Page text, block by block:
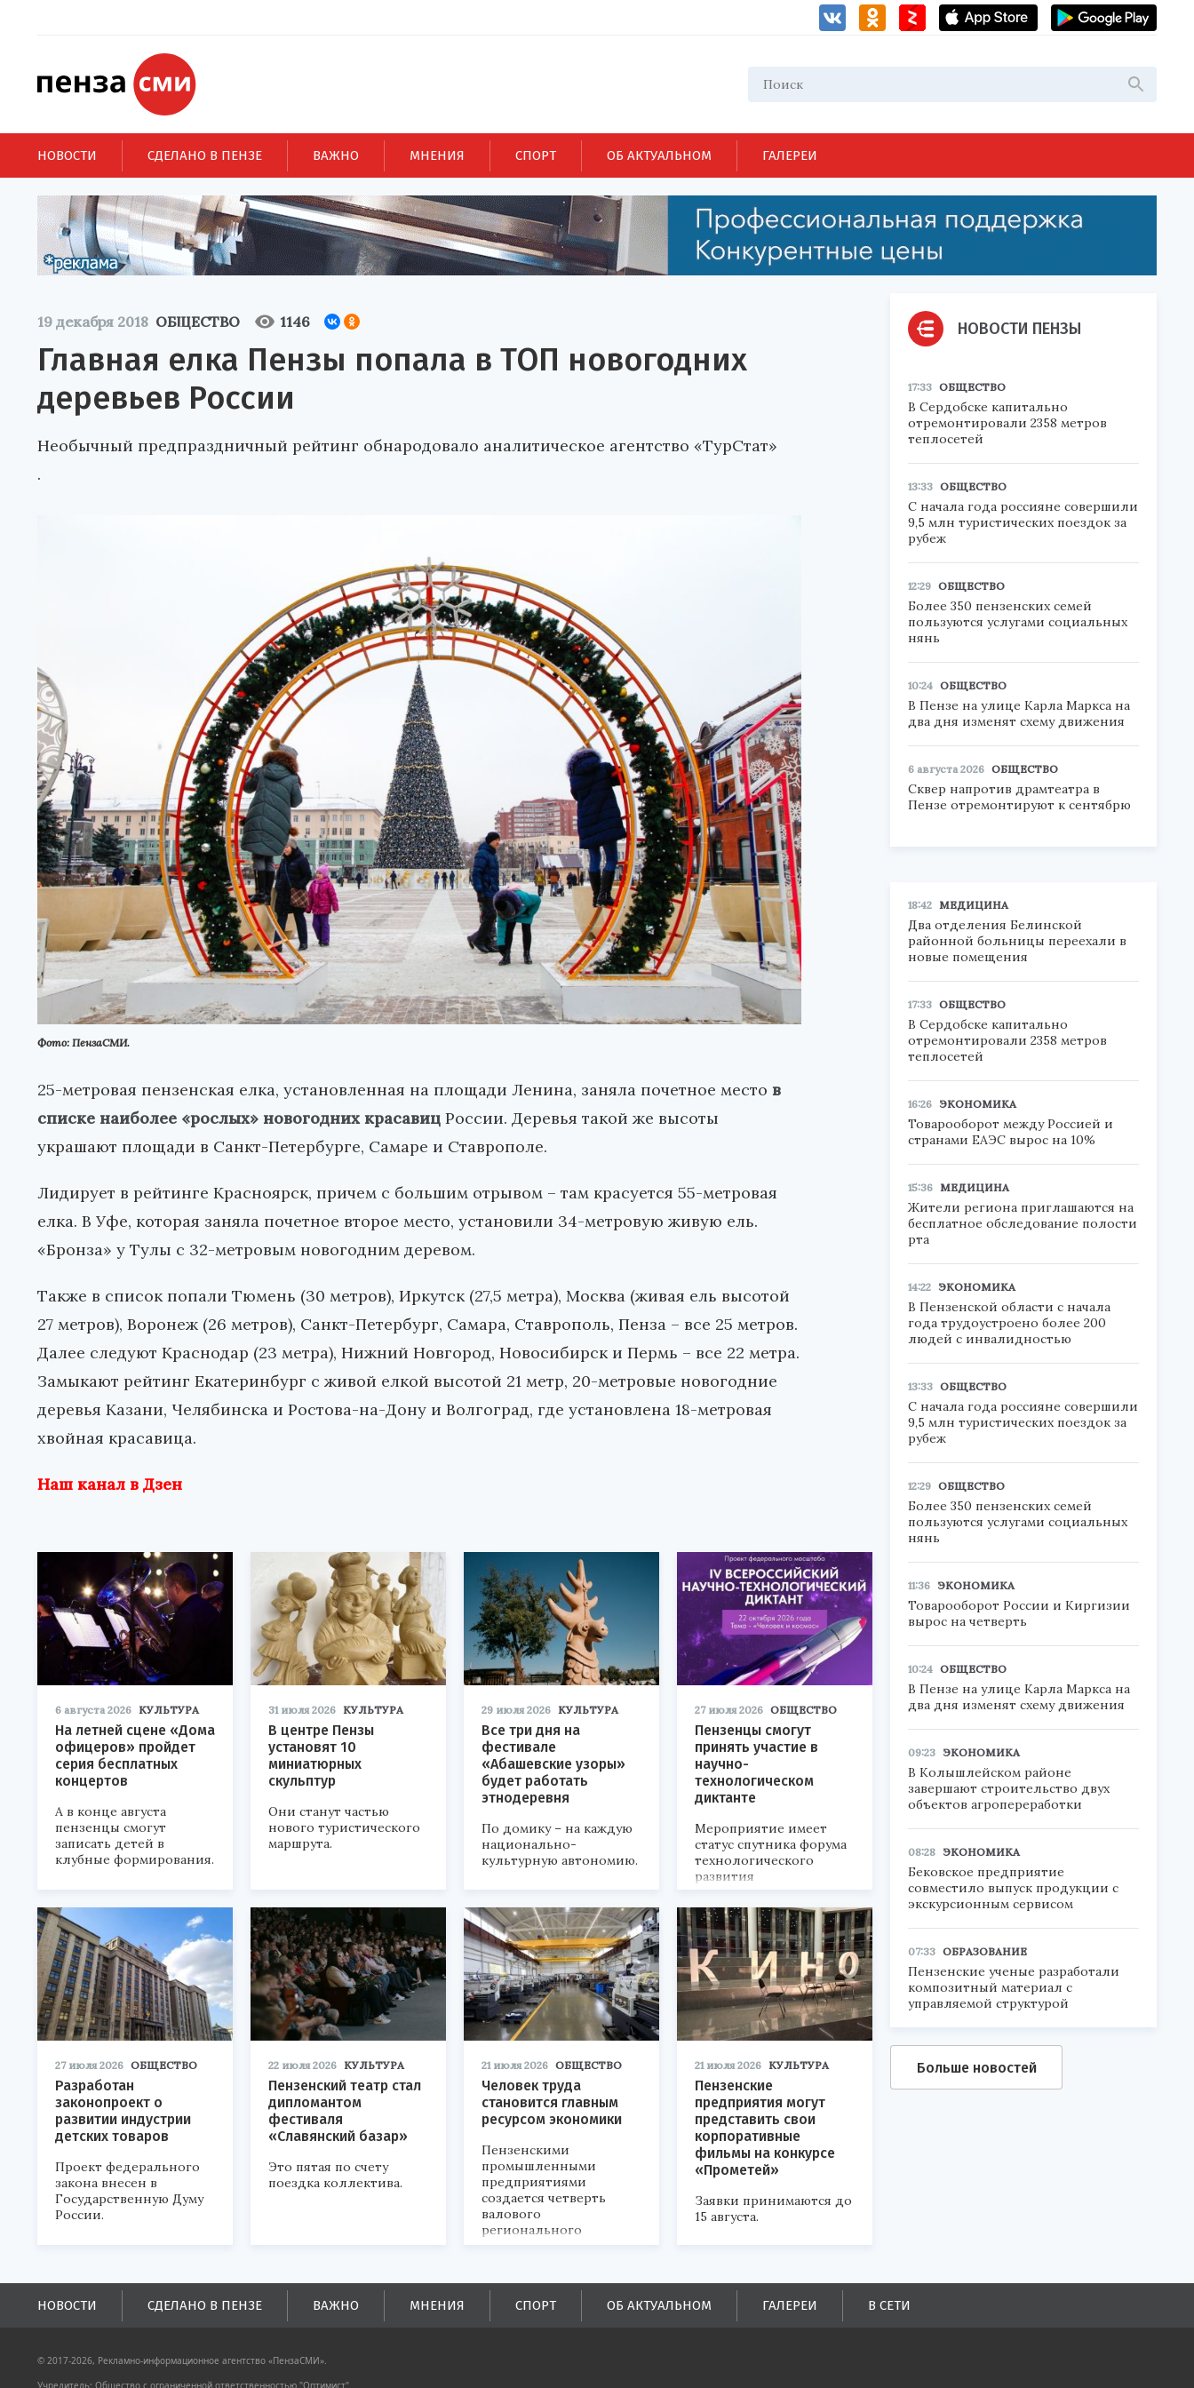
НОВОСТИ СДЕЛАНО В ПЕНЗЕ ВАЖНО МНЕНИЯ СПОРТ ОБ АКТУАЛЬНОМ ГАЛЕРЕИ
19 декабря 2018 ОБЩЕСТВО 1146
Главная елка Пензы попала в ТОП новогодних
деревьев России
Необычный предпраздничный рейтинг обнародовало аналитическое агентство «ТурСтат»
.
Фото: ПензаСМИ.
25-метровая пензенская елка, установленная на площади Ленина, заняла почетное место в
списке наиболее «рослых» новогодних красавиц России. Деревья такой же высоты
украшают площади в Санкт-Петербурге, Самаре и Ставрополе.
Лидирует в рейтинге Красноярск, причем с большим отрывом – там красуется 55-метровая
елка. В Уфе, которая заняла почетное второе место, установили 34-метровую живую ель.
«Бронза» у Тулы с 32-метровым новогодним деревом.
Также в список попали Тюмень (30 метров), Иркутск (27,5 метра), Москва (живая ель высотой
27 метров), Воронеж (26 метров), Санкт-Петербург, Самара, Ставрополь, Пенза – все 25 метров.
Далее следуют Краснодар (23 метра), Нижний Новгород, Новосибирск и Пермь – все 22 метра.
Замыкают рейтинг Екатеринбург с живой елкой высотой 21 метр, 20-метровые новогодние
деревья Казани, Челябинска и Ростова-на-Дону и Волгоград, где установлена 18-метровая
хвойная красавица.
Наш канал в Дзен
6 августа 2026 КУЛЬТУРА
На летней сцене «Дома
офицеров» пройдет
серия бесплатных
концертов
А в конце августа
пензенцы смогут
записать детей в
клубные формирования.
31 июля 2026 КУЛЬТУРА
В центре Пензы
установят 10
миниатюрных
скульптур
Они станут частью
нового туристического
маршрута.
29 июля 2026 КУЛЬТУРА
Все три дня на
фестивале
«Абашевские узоры»
будет работать
этнодеревня
По домику – на каждую
национально-
культурную автономию.
27 июля 2026 ОБЩЕСТВО
Пензенцы смогут
принять участие в
научно-
технологическом
диктанте
Мероприятие имеет
статус спутника форума
технологического
развития
«Технопром-2026».
27 июля 2026 ОБЩЕСТВО
Разработан
законопроект о
развитии индустрии
детских товаров
Проект федерального
закона внесен в
Государственную Думу
России.
22 июля 2026 КУЛЬТУРА
Пензенский театр стал
дипломантом
фестиваля
«Славянский базар»
Это пятая по счету
поездка коллектива.
21 июля 2026 ОБЩЕСТВО
Человек труда
становится главным
ресурсом экономики
Пензенскими
промышленными
предприятиями
создается четверть
валового
регионального
продукта и
поступлений в
бюджеты всех уровней.
21 июля 2026 КУЛЬТУРА
Пензенские
предприятия могут
представить свои
корпоративные
фильмы на конкурсе
«Прометей»
Заявки принимаются до
15 августа.
НОВОСТИ ПЕНЗЫ
17:33 ОБЩЕСТВО
В Сердобске капитально
отремонтировали 2358 метров
теплосетей
13:33 ОБЩЕСТВО
С начала года россияне совершили
9,5 млн туристических поездок за
рубеж
12:29 ОБЩЕСТВО
Более 350 пензенских семей
пользуются услугами социальных
нянь
10:24 ОБЩЕСТВО
В Пензе на улице Карла Маркса на
два дня изменят схему движения
6 августа 2026 ОБЩЕСТВО
Сквер напротив драмтеатра в
Пензе отремонтируют к сентябрю
18:42 МЕДИЦИНА
Два отделения Белинской
районной больницы переехали в
новые помещения
17:33 ОБЩЕСТВО
В Сердобске капитально
отремонтировали 2358 метров
теплосетей
16:26 ЭКОНОМИКА
Товарооборот между Россией и
странами ЕАЭС вырос на 10%
15:36 МЕДИЦИНА
Жители региона приглашаются на
бесплатное обследование полости
рта
14:22 ЭКОНОМИКА
В Пензенской области с начала
года трудоустроено более 200
людей с инвалидностью
13:33 ОБЩЕСТВО
С начала года россияне совершили
9,5 млн туристических поездок за
рубеж
12:29 ОБЩЕСТВО
Более 350 пензенских семей
пользуются услугами социальных
нянь
11:36 ЭКОНОМИКА
Товарооборот России и Киргизии
вырос на четверть
10:24 ОБЩЕСТВО
В Пензе на улице Карла Маркса на
два дня изменят схему движения
09:23 ЭКОНОМИКА
В Колышлейском районе
завершают строительство двух
объектов агропереработки
08:28 ЭКОНОМИКА
Бековское предприятие
совместило выпуск продукции с
экскурсионным сервисом
07:33 ОБРАЗОВАНИЕ
Пензенские ученые разработали
композитный материал с
управляемой структурой
Больше новостей
НОВОСТИ СДЕЛАНО В ПЕНЗЕ ВАЖНО МНЕНИЯ СПОРТ ОБ АКТУАЛЬНОМ ГАЛЕРЕИ В СЕТИ
© 2017-2026, Рекламно-информационное агентство «ПензаСМИ».
Учредитель: Общество с ограниченной ответственностью "Оптимист".